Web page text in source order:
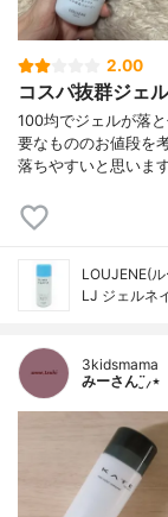
2.00
コスパ抜群ジェ
100均でジェルが落
要なもののお値段を
落ちやすいと思いま
LOUJENE(
LJ ジェルネ
3kidsmama
みーさん¨̮⸝⋆